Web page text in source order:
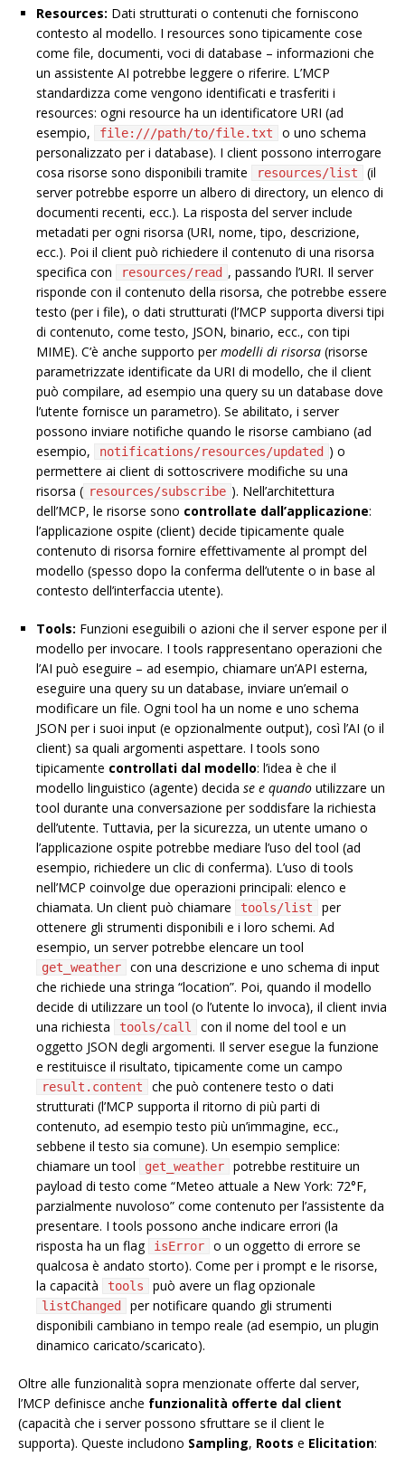
Resources: Dati strutturati o contenuti che forniscono
contesto al modello. I resources sono tipicamente cose
come file, documenti, voci di database – informazioni che
un assistente AI potrebbe leggere o riferire. L’MCP
standardizza come vengono identificati e trasferiti i
resources: ogni resource ha un identificatore URI (ad
esempio,
file:///path/to/file.txt
o uno schema
personalizzato per i database). I client possono interrogare
cosa risorse sono disponibili tramite
resources/list
(il
server potrebbe esporre un albero di directory, un elenco di
documenti recenti, ecc.). La risposta del server include
metadati per ogni risorsa (URI, nome, tipo, descrizione,
ecc.). Poi il client può richiedere il contenuto di una risorsa
specifica con
resources/read , passando l’URI. Il server
risponde con il contenuto della risorsa, che potrebbe essere
testo (per i file), o dati strutturati (l’MCP supporta diversi tipi
di contenuto, come testo, JSON, binario, ecc., con tipi
MIME). C’è anche supporto permodelli di risorsa (risorse
parametrizzate identificate da URI di modello, che il client
può compilare, ad esempio una query su un database dove
l’utente fornisce un parametro). Se abilitato, i server
possono inviare notifiche quando le risorse cambiano (ad
esempio,
notifications/resources/updated ) o
permettere ai client di sottoscrivere modifiche su una
risorsa ( resources/subscribe ). Nell’architettura
dell’MCP, le risorse sono controllate dall’applicazione:
l’applicazione ospite (client) decide tipicamente quale
contenuto di risorsa fornire effettivamente al prompt del
modello (spesso dopo la conferma dell’utente o in base al
contesto dell’interfaccia utente).
Tools: Funzioni eseguibili o azioni che il server espone per il
modello per invocare. I tools rappresentano operazioni che
l’AI può eseguire – ad esempio, chiamare un’API esterna,
eseguire una query su un database, inviare un’email o
modificare un file. Ogni tool ha un nome e uno schema
JSON per i suoi input (e opzionalmente output), così l’AI (o il
client) sa quali argomenti aspettare. I tools sono
tipicamente controllati dal modello: l’idea è che il
modello linguistico (agente) decida se e quando utilizzare un
tool durante una conversazione per soddisfare la richiesta
dell’utente. Tuttavia, per la sicurezza, un utente umano o
l’applicazione ospite potrebbe mediare l’uso del tool (ad
esempio, richiedere un clic di conferma). L’uso di tools
nell’MCP coinvolge due operazioni principali: elenco e
chiamata. Un client può chiamare
tools/list
per
ottenere gli strumenti disponibili e i loro schemi. Ad
esempio, un server potrebbe elencare un tool
get_weather
con una descrizione e uno schema di input
che richiede una stringa “location”. Poi, quando il modello
decide di utilizzare un tool (o l’utente lo invoca), il client invia
una richiesta
tools/call
con il nome del tool e un
oggetto JSON degli argomenti. Il server esegue la funzione
e restituisce il risultato, tipicamente come un campo
result.content
che può contenere testo o dati
strutturati (l’MCP supporta il ritorno di più parti di
contenuto, ad esempio testo più un’immagine, ecc.,
sebbene il testo sia comune). Un esempio semplice:
chiamare un tool
get_weather
potrebbe restituire un
payload di testo come “Meteo attuale a New York: 72°F,
parzialmente nuvoloso” come contenuto per l’assistente da
presentare. I tools possono anche indicare errori (la
risposta ha un flag
isError
o un oggetto di errore se
qualcosa è andato storto). Come per i prompt e le risorse,
la capacità
tools può avere un flag opzionale
listChanged
per notificare quando gli strumenti
disponibili cambiano in tempo reale (ad esempio, un plugin
dinamico caricato/scaricato).
Oltre alle funzionalità sopra menzionate offerte dal server,
l’MCP definisce anche funzionalità offerte dal client
(capacità che i server possono sfruttare se il client le
supporta). Queste includono Sampling, Roots e Elicitation: